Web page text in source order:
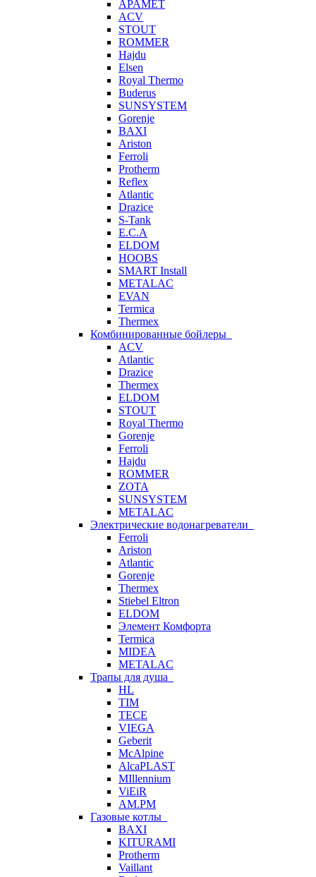
APAMET
ACV
STOUT
ROMMER
Hajdu
Elsen
Royal Thermo
Buderus
SUNSYSTEM
Gorenje
BAXI
Ariston
Ferroli
Protherm
Reflex
Atlantic
Drazice
S-Tank
E.C.A
ELDOM
HOOBS
SMART Install
METALAC
EVAN
Termica
Thermex
Комбинированные бойлеры
ACV
Atlantic
Drazice
Thermex
ELDOM
STOUT
Royal Thermo
Gorenje
Ferroli
Hajdu
ROMMER
ZOTA
SUNSYSTEM
METALAC
Электрические водонагреватели
Ferroli
Ariston
Atlantic
Gorenje
Thermex
Stiebel Eltron
ELDOM
Элемент Комфорта
Termica
MIDEA
METALAC
Трапы для душа
HL
TIM
TECE
VIEGA
Geberit
McAlpine
AlcaPLAST
MIllennium
ViEiR
AM.PM
Газовые котлы
BAXI
KITURAMI
Protherm
Vaillant